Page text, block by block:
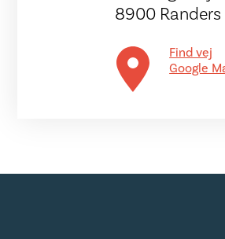
8900 Randers
Find vej
Google